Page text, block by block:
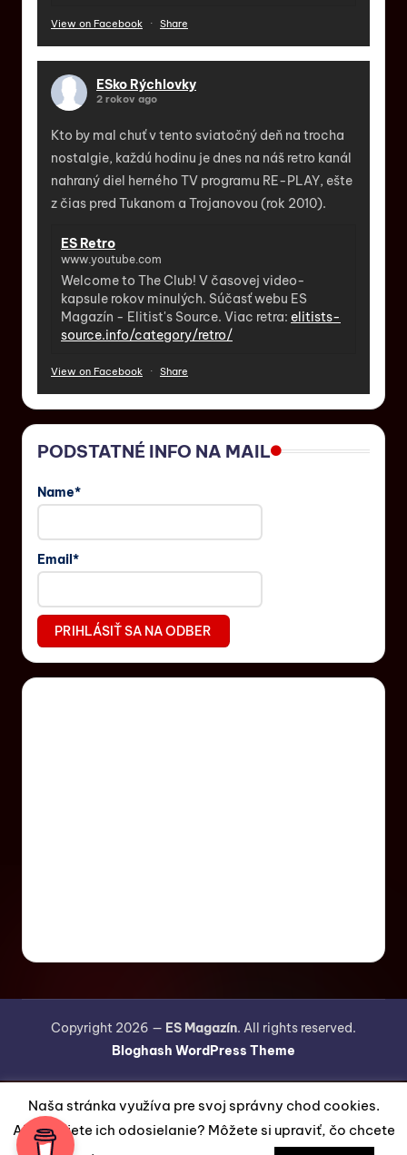
View on Facebook · Share
ESko Rýchlovky
2 rokov ago
Kto by mal chuť v tento sviatočný deň na trocha
nostalgie, každú hodinu je dnes na náš retro kanál
nahraný diel herného TV programu RE-PLAY, ešte
z čias pred Tukanom a Trojanovou (rok 2010).
ES Retro
www.youtube.com
Welcome to The Club! V časovej video-
kapsule rokov minulých. Súčasť webu ES
Magazín - Elitist's Source. Viac retra: elitists-
source.info/category/retro/
View on Facebook · Share
PODSTATNÉ INFO NA MAIL
Name*
Email*
Copyright 2026 — ES Magazín. All rights reserved.
Bloghash WordPress Theme
Naša stránka využíva pre svoj správny chod cookies.
Akceptujete ich odosielanie? Môžete si upraviť, čo chcete